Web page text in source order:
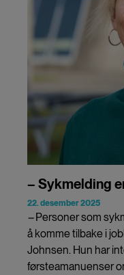
– Sykmelding
22. desember 2025
–Personer som
å komme tilbake i
Johnsen. Hun har
førsteamanuenser